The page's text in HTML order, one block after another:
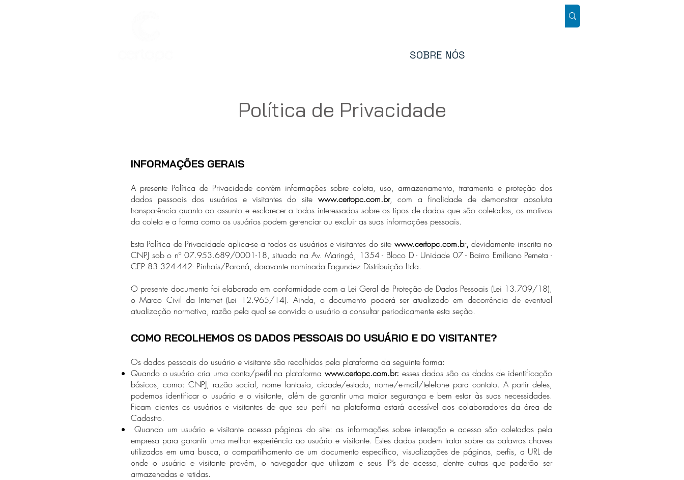
SOBRE NÓS
Política de Privacidade
INFORMAÇÕES GERAIS
A presente Política de Privacidade contém informações sobre coleta, uso, armazenamento, tratamento e proteção dos
dados pessoais dos usuários e visitantes do site www.certopc.com.br, com a finalidade de demonstrar absoluta
transparência quanto ao assunto e esclarecer a todos interessados sobre os tipos de dados que são coletados, os motivos
da coleta e a forma como os usuários podem gerenciar ou excluir as suas informações pessoais.
Esta Política de Privacidade aplica-se a todos os usuários e visitantes do site www.certopc.com.br, devidamente inscrita no
CNPJ sob o nº 07.953.689/0001-18, situada na Av. Maringá, 1354 - Bloco D - Unidade 07 - Bairro Emiliano Perneta -
CEP 83.324-442- Pinhais/Paraná, doravante nominada Fagundez Distribuição Ltda.
O presente documento foi elaborado em conformidade com a Lei Geral de Proteção de Dados Pessoais (Lei 13.709/18),
o Marco Civil da Internet (Lei 12.965/14). Ainda, o documento poderá ser atualizado em decorrência de eventual
atualização normativa, razão pela qual se convida o usuário a consultar periodicamente esta seção.
COMO RECOLHEMOS OS DADOS PESSOAIS DO USUÁRIO E DO VISITANTE?
Os dados pessoais do usuário e visitante são recolhidos pela plataforma da seguinte forma:
Quando o usuário cria uma conta/perfil na plataforma www.certopc.com.br: esses dados são os dados de identificação
básicos, como: CNPJ, razão social, nome fantasia, cidade/estado, nome/e-mail/telefone para contato. A partir deles,
podemos identificar o usuário e o visitante, além de garantir uma maior segurança e bem estar às suas necessidades.
Ficam cientes os usuários e visitantes de que seu perfil na plataforma estará acessível aos colaboradores da área de
Cadastro.
Quando um usuário e visitante acessa páginas do site: as informações sobre interação e acesso são coletadas pela
empresa para garantir uma melhor experiência ao usuário e visitante. Estes dados podem tratar sobre as palavras chaves
utilizadas em uma busca, o compartilhamento de um documento específico, visualizações de páginas, perfis, a URL de
onde o usuário e visitante provêm, o navegador que utilizam e seus IP’s de acesso, dentre outras que poderão ser
armazenadas e retidas.